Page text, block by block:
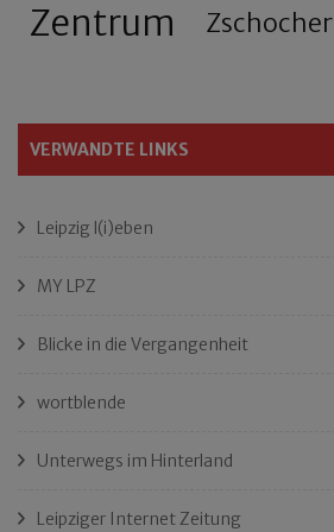
Zentrum Zschocher
VERWANDTE LINKS
Leipzig l(i)eben
MY LPZ
Blicke in die Vergangenheit
wortblende
Unterwegs im Hinterland
Leipziger Internet Zeitung